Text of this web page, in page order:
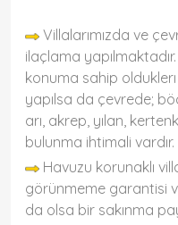
Villalarımızda ve
ilaçlama
konuma sahip
yapılsa da çevrede;
arı, akrep, yılan,
bulunma ihtimali vardır.
Havuzu korunaklı
görünmeme garantisi
da olsa bir sakınma